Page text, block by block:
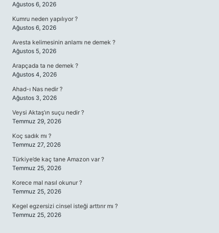
Ağustos 6, 2026
Kumru neden yapılıyor ?
Ağustos 6, 2026
Avesta kelimesinin anlamı ne demek ?
Ağustos 5, 2026
Arapçada ta ne demek ?
Ağustos 4, 2026
Ahad-ı Nas nedir ?
Ağustos 3, 2026
Veysi Aktaş’ın suçu nedir ?
Temmuz 29, 2026
Koç sadık mı ?
Temmuz 27, 2026
Türkiye’de kaç tane Amazon var ?
Temmuz 25, 2026
Korece mal nasıl okunur ?
Temmuz 25, 2026
Kegel egzersizi cinsel isteği arttırır mı ?
Temmuz 25, 2026